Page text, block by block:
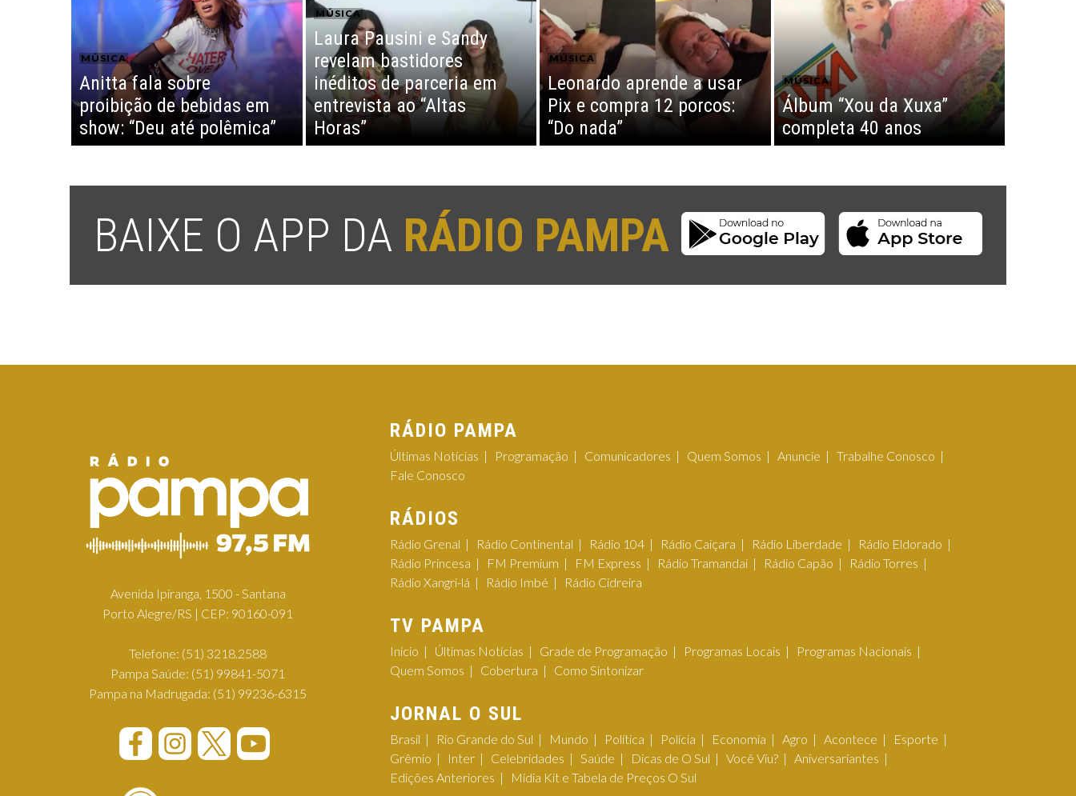
MÚSICA
Anitta fala sobre
proibição de bebidas em
show: “Deu até polêmica”
MÚSICA
Laura Pausini e Sandy
revelam bastidores
inéditos de parceria em
entrevista ao “Altas
Horas”
MÚSICA
Leonardo aprende a usar
Pix e compra 12 porcos:
“Do nada”
MÚSICA
Álbum “Xou da Xuxa”
completa 40 anos
BAIXE O APP DA RÁDIO PAMPA
Avenida Ipiranga, 1500 - Santana
Porto Alegre/RS | CEP: 90160-091
Telefone: (51) 3218.2588
Pampa Saúde: (51) 99841-5071
Pampa na Madrugada: (51) 99236-6315
RÁDIO PAMPA
Últimas Notícias Programação Comunicadores Quem Somos Anuncie
Trabalhe Conosco
Fale Conosco
RÁDIOS
Rádio Grenal Rádio Continental Rádio 104 Rádio Caiçara Rádio Liberdade
Rádio Eldorado
Rádio Princesa
FM Premium FM Express Rádio Tramandaí Rádio Capão
Rádio Torres
Rádio Xangri-lá
Rádio Imbé Rádio Cidreira
TV PAMPA
Início Últimas Notícias Grade de Programação Programas Locais
Programas Nacionais
Quem Somos
Cobertura Como Sintonizar
JORNAL O SUL
Brasil Rio Grande do Sul Mundo Política Polícia Economia Agro Acontece
Esporte
Grêmio
Inter Celebridades Saúde Dicas de O Sul Você Viu?
Aniversariantes
Edições Anteriores
Mídia Kit e Tabela de Preços O Sul